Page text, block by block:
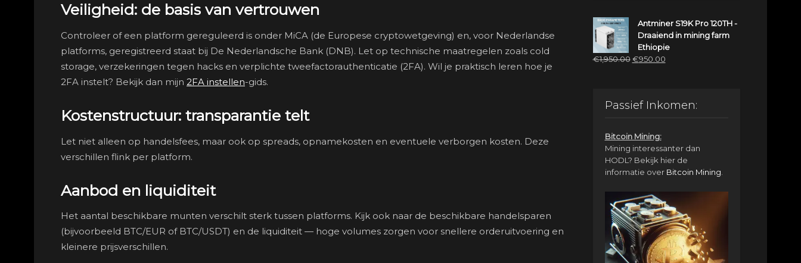
Veiligheid: de basis van vertrouwen
Controleer of een platform gereguleerd is onder MiCA (de Europese cryptowetgeving) en, voor Nederlandse
platforms, geregistreerd staat bij De Nederlandsche Bank (DNB). Let op technische maatregelen zoals cold
storage, verzekeringen tegen hacks en verplichte tweefactorauthenticatie (2FA). Wil je praktisch leren hoe je
2FA instelt? Bekijk dan mijn 2FA instellen-gids.
Kostenstructuur: transparantie telt
Let niet alleen op handelsfees, maar ook op spreads, opnamekosten en eventuele verborgen kosten. Deze
verschillen flink per platform.
Aanbod en liquiditeit
Het aantal beschikbare munten verschilt sterk tussen platforms. Kijk ook naar de beschikbare handelsparen
(bijvoorbeeld BTC/EUR of BTC/USDT) en de liquiditeit — hoge volumes zorgen voor snellere orderuitvoering en
kleinere prijsverschillen.
Antminer S19K Pro 120TH -
Draaiend in mining farm
Ethiopie
€1,950.00 Oorspronkelijke
€950.00Huidige
Passief Inkomen:
Bitcoin Mining:
Mining interessanter dan
HODL? Bekijk hier de
informatie over Bitcoin Mining